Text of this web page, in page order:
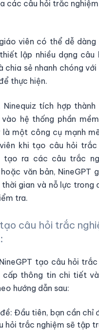
các câu hỏi trắc
viên có thể dễ
lập nhiều dạng câu
chia sẻ nhanh chóng với
thực hiện.
tích hợp
hệ thống phần
là một công cụ mạnh
khi tạo câu hỏi trắc
tạo ra các câu trắc
văn bản, NineGPT
gian và nỗ lực trong
tra.
câu hỏi trắc
tạo câu hỏi trắc
cấp thông tin chi tiết
hướng dẫn sau:
Đầu tiên, bạn cần chỉ
hỏi trắc nghiệm sẽ tập